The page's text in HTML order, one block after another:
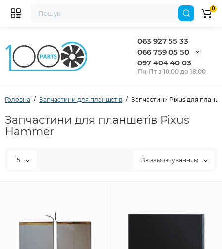
063 927 55 33
066 759 05 50
097 404 40 03
Пн-Пт з 10:00 до 18:00
0
Головна Запчастини для планшетів Запчастини Pixus для
Запчастини для планшетів Pixus
Hammer
15 За замовчуванням